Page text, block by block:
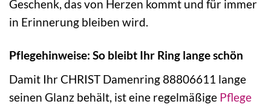
Geschenk, das von Herzen kommt und für immer
in Erinnerung bleiben wird.
Pflegehinweise: So bleibt Ihr Ring lange schön
Damit Ihr CHRIST Damenring 88806611 lange
seinen Glanz behält, ist eine regelmäßige Pflege